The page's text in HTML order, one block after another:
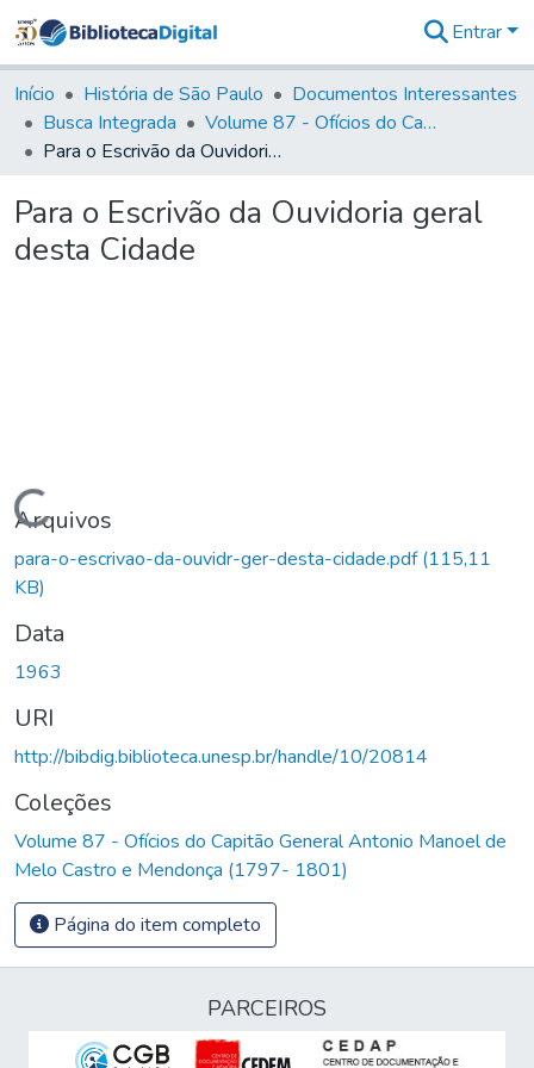
&
Coleções
Tudo na
Biblioteca
Estatísticas
Entrar
Início História de São Paulo
Documentos Interessantes
Busca Integrada
Volume 87 - Ofícios do Capitão General Antonio Manoel de Melo Castro e Mendonça (1797- 1801)
Para o Escrivão da Ouvidoria geral desta Cidade
Para o Escrivão da Ouvidoria geral
desta Cidade
Carregando...
Arquivos
para-o-escrivao-da-ouvidr-ger-desta-cidade.pdf(115,11
KB)
Data
1963
URI
http://bibdig.biblioteca.unesp.br/handle/10/20814
Coleções
Volume 87 - Ofícios do Capitão General Antonio Manoel de
Melo Castro e Mendonça (1797- 1801)
Página do item completo
PARCEIROS